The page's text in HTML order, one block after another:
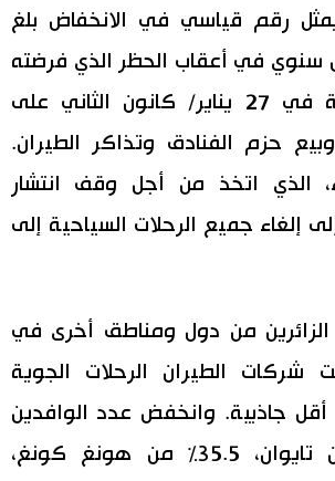
رقم قياسي في الانخفاض بلغ
سنوي في أعقاب الحظر الذي فرضته
الحكومة الصينية في 27 يناير/ كانون الثاني على
حزم الفنادق وتذاكر الطيران.
الذي اتخذ من أجل وقف انتشار
إلغاء جميع الرحلات السياحية إلى
الزائرين من دول ومناطق أخرى في
الطيران الرحلات الجوية
جاذبية. وانخفض عدد الوافدين
بنسبة 44.9٪ من تايوان، 35.5٪ من هونغ كونغ،